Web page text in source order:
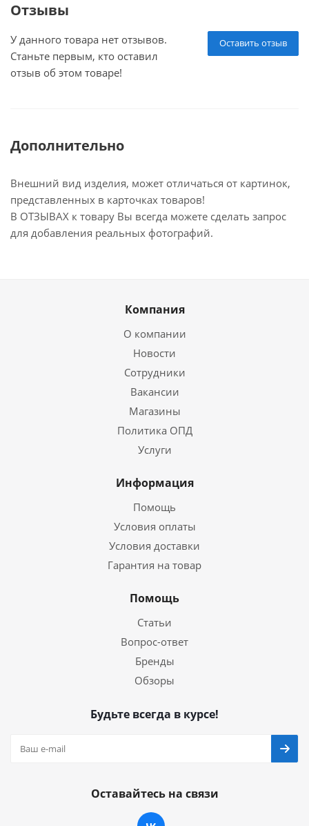
Отзывы
Оставить отзыв
У данного товара нет отзывов.
Станьте первым, кто оставил
отзыв об этом товаре!
Дополнительно
Внешний вид изделия, может отличаться от картинок,
представленных в карточках товаров!
В ОТЗЫВАХ к товару Вы всегда можете сделать запрос
для добавления реальных фотографий.
Компания
О компании
Новости
Сотрудники
Вакансии
Магазины
Политика ОПД
Услуги
Информация
Помощь
Условия оплаты
Условия доставки
Гарантия на товар
Помощь
Статьи
Вопрос-ответ
Бренды
Обзоры
Будьте всегда в курсе!
Оставайтесь на связи